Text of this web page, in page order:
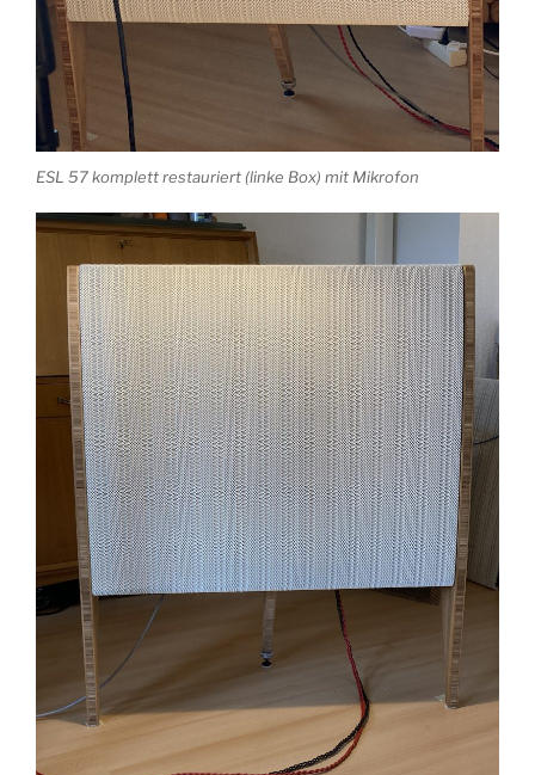
ESL 57 komplett restauriert (linke Box) mit Mikrofon